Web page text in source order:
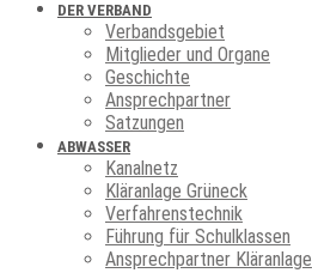
DER VERBAND
Verbandsgebiet
Mitglieder und Organe
Geschichte
Ansprechpartner
Satzungen
ABWASSER
Kanalnetz
Kläranlage Grüneck
Verfahrenstechnik
Führung für Schulklassen
Ansprechpartner Kläranlage